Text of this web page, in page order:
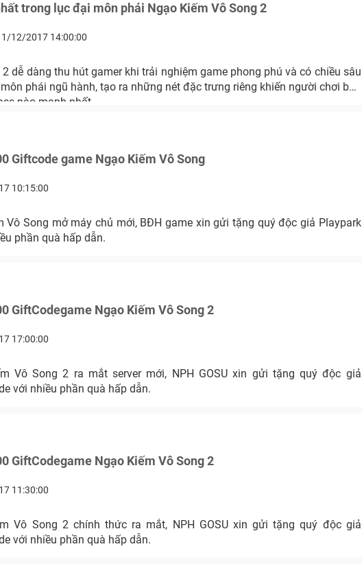
trong lục đại môn phái Ngạo Kiếm Vô Song 2
12/2017 14:00:00
2 dễ dàng thu hút gamer khi trải nghiệm game phong phú và có chiều sâu
phái ngũ hành, tạo ra những nét đặc trưng riêng khiến người chơi băn
nào mạnh nhất
Giftcode game Ngạo Kiếm Vô Song
10:15:00
Vô Song mở máy chủ mới, BĐH game xin gửi tặng quý độc giả Playpark
phần quà hấp dẫn.
GiftCodegame Ngạo Kiếm Vô Song 2
17:00:00
Vô Song 2 ra mắt server mới, NPH GOSU xin gửi tặng quý độc giả
với nhiều phần quà hấp dẫn.
GiftCodegame Ngạo Kiếm Vô Song 2
11:30:00
Vô Song 2 chính thức ra mắt, NPH GOSU xin gửi tặng quý độc giả
với nhiều phần quà hấp dẫn.